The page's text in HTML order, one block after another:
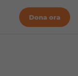
Dona ora